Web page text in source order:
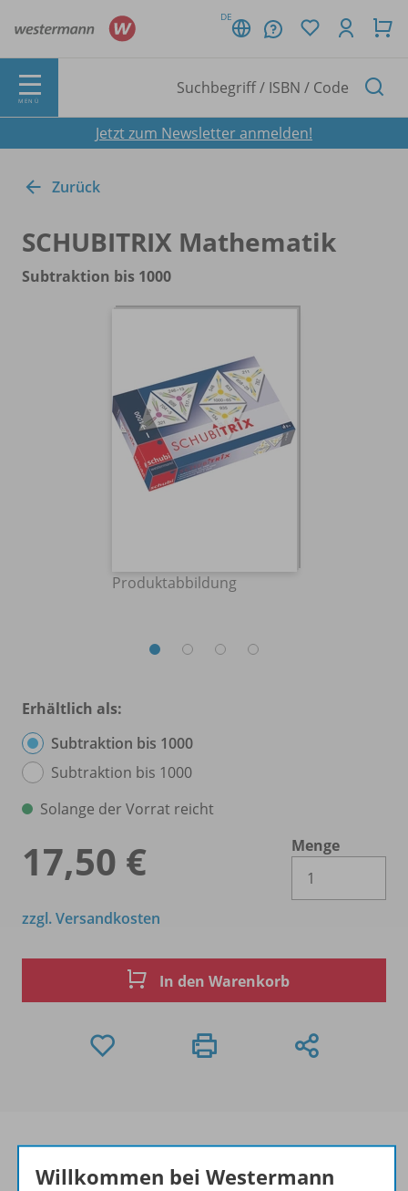
DE
MENÜ
Jetzt zum Newsletter anmelden!
Zurück
SCHUBITRIX Mathematik
Subtraktion bis 1000
Produktabbildung
Erhältlich als:
Subtraktion bis 1000
Subtraktion bis 1000
Solange der Vorrat reicht
17,50 €
Menge
zzgl. Versandkosten
In den Warenkorb
Willkommen bei Westermann